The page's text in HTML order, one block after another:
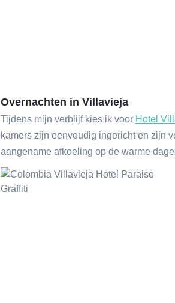
Overnachten in Villavieja
Tijdens mijn verblijf kies ik voor Hotel
kamers zijn eenvoudig ingericht en zijn
aangename afkoeling op de warme